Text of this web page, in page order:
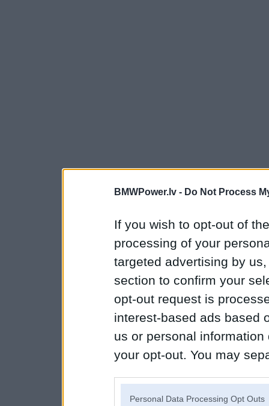
BMWPower.lv - Do Not Process
If you wish to opt-out of
processing of your
targeted advertising by
section to confirm your
opt-out request is
interest-based ads based
us or personal
your opt-out. You may
Personal Data Processing Opt Outs